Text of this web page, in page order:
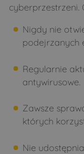
cyberprzestrzeni.
Nigdy nie
podejrzanych
Regularnie
antywirusowe.
Zawsze
których
Nie